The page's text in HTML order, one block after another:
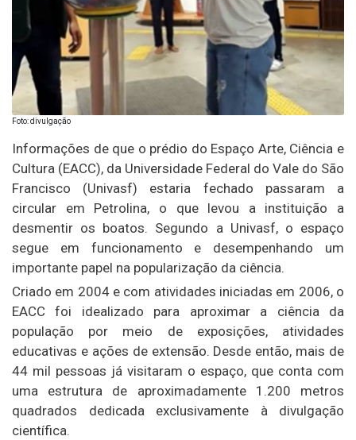
Foto: divulgação
Informações de que o prédio do Espaço Arte, Ciência e
Cultura (EACC), da Universidade Federal do Vale do São
Francisco (Univasf) estaria fechado passaram a
circular em Petrolina, o que levou a instituição a
desmentir os boatos. Segundo a Univasf, o espaço
segue em funcionamento e desempenhando um
importante papel na popularização da ciência.
Criado em 2004 e com atividades iniciadas em 2006, o
EACC foi idealizado para aproximar a ciência da
população por meio de exposições, atividades
educativas e ações de extensão. Desde então, mais de
44 mil pessoas já visitaram o espaço, que conta com
uma estrutura de aproximadamente 1.200 metros
quadrados dedicada exclusivamente à divulgação
científica.